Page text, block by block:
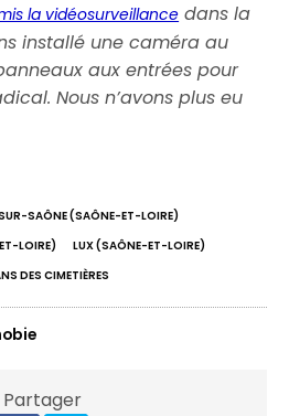
la vidéosurveillance dans la
installé une caméra au
aux entrées pour
Nous n’avons plus eu
SAÔNE (SAÔNE-ET-LOIRE)
LOIRE)
LUX (SAÔNE-ET-LOIRE)
DES CIMETIÈRES
Partager